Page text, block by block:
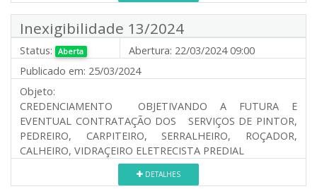
Inexigibilidade 13/2024
Status: Aberta Abertura: 22/03/2024 09:00
Publicado em: 25/03/2024
Objeto:
CREDENCIAMENTO OBJETIVANDO A FUTURA E
EVENTUAL CONTRATAÇÃO DOS SERVIÇOS DE PINTOR,
PEDREIRO, CARPITEIRO, SERRALHEIRO, ROÇADOR,
CALHEIRO, VIDRAÇEIRO ELETRECISTA PREDIAL
DETALHES